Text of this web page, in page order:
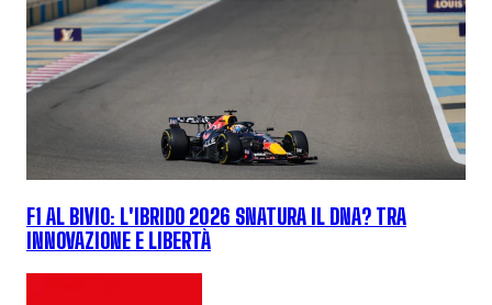
F1 AL BIVIO: L'IBRIDO 2026 SNATURA IL DNA? TRA
INNOVAZIONE E LIBERTÀ